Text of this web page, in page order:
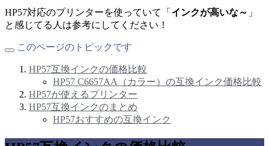
HP57対応のプリンターを使っていて「 インクが高いな～ 」
と感じてる人は参考にしてください！
このページのトピックです
HP57互換インクの価格比較
HP57 C6657AA（カラー）の互換インク価格比較
HP57が使えるプリンター
HP57互換インクのまとめ
HP57おすすめの互換インク